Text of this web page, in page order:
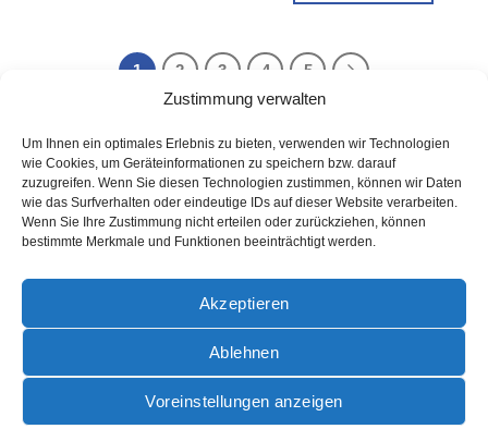
Zustimmung verwalten
Um Ihnen ein optimales Erlebnis zu bieten, verwenden wir Technologien
wie Cookies, um Geräteinformationen zu speichern bzw. darauf
zuzugreifen. Wenn Sie diesen Technologien zustimmen, können wir Daten
wie das Surfverhalten oder eindeutige IDs auf dieser Website verarbeiten.
Wenn Sie Ihre Zustimmung nicht erteilen oder zurückziehen, können
bestimmte Merkmale und Funktionen beeinträchtigt werden.
Akzeptieren
Ablehnen
Voreinstellungen anzeigen
1 2 3 4 5
PayPal Rechung
DATENSCHUTZ IMPRESSUM
ZAHLUNGSARTEN
WIDERRUFSBELEHRUNG